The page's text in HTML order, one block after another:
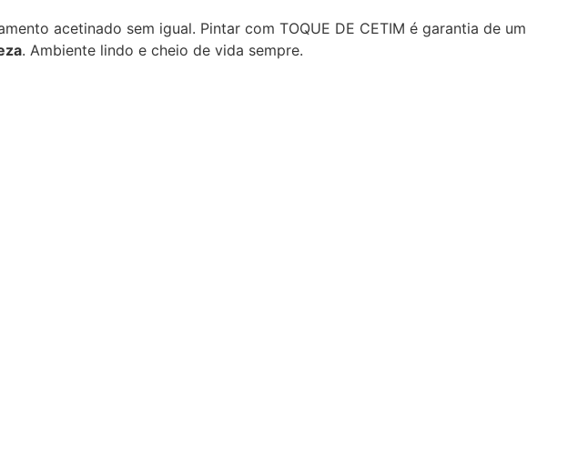
acetinado sem igual. Pintar com TOQUE DE CETIM é garantia de um
. Ambiente lindo e cheio de vida sempre.